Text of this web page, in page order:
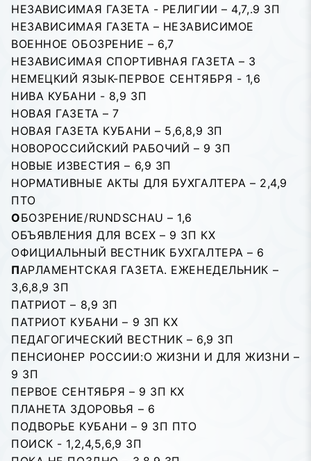
НЕЗАВИСИМАЯ ГАЗЕТА - РЕЛИГИИ – 4,7,.9 ЗП
НЕЗАВИСИМАЯ ГАЗЕТА – НЕЗАВИСИМОЕ
ВОЕННОЕ ОБОЗРЕНИЕ – 6,7
НЕЗАВИСИМАЯ СПОРТИВНАЯ ГАЗЕТА – 3
НЕМЕЦКИЙ ЯЗЫК-ПЕРВОЕ СЕНТЯБРЯ - 1,6
НИВА КУБАНИ - 8,9 ЗП
НОВАЯ ГАЗЕТА – 7
НОВАЯ ГАЗЕТА КУБАНИ – 5,6,8,9 ЗП
НОВОРОССИЙСКИЙ РАБОЧИЙ – 9 ЗП
НОВЫЕ ИЗВЕСТИЯ – 6,9 ЗП
НОРМАТИВНЫЕ АКТЫ ДЛЯ БУХГАЛТЕРА – 2,4,9
ПТО
ОБОЗРЕНИЕ/RUNDSCHAU – 1,6
ОБЪЯВЛЕНИЯ ДЛЯ ВСЕХ – 9 ЗП КХ
ОФИЦИАЛЬНЫЙ ВЕСТНИК БУХГАЛТЕРА – 6
ПАРЛАМЕНТСКАЯ ГАЗЕТА. ЕЖЕНЕДЕЛЬНИК –
3,6,8,9 ЗП
ПАТРИОТ – 8,9 ЗП
ПАТРИОТ КУБАНИ – 9 ЗП КХ
ПЕДАГОГИЧЕСКИЙ ВЕСТHИК – 6,9 ЗП
ПЕНСИОНЕР РОССИИ:О ЖИЗНИ И ДЛЯ ЖИЗНИ –
9 ЗП
ПЕРВОЕ СЕНТЯБРЯ – 9 ЗП КХ
ПЛАНЕТА ЗДОРОВЬЯ – 6
ПОДВОРЬЕ КУБАНИ – 9 ЗП ПТО
ПОИСК - 1,2,4,5,6,9 ЗП